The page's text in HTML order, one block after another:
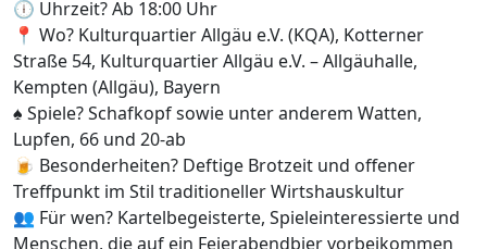
🕕 Uhrzeit? Ab 18:00 Uhr
📍 Wo? Kulturquartier Allgäu e.V. (KQA), Kotterner
Straße 54, Kulturquartier Allgäu e.V. – Allgäuhalle,
Kempten (Allgäu), Bayern
♠️ Spiele? Schafkopf sowie unter anderem Watten,
Lupfen, 66 und 20-ab
🍺 Besonderheiten? Deftige Brotzeit und offener
Treffpunkt im Stil traditioneller Wirtshauskultur
👥 Für wen? Kartelbegeisterte, Spieleinteressierte und
Menschen, die auf ein Feierabendbier vorbeikommen